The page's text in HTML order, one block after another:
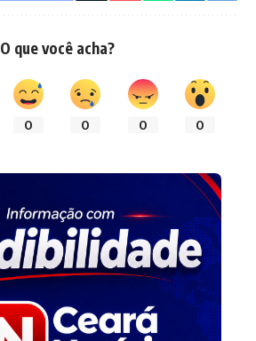
O que você acha?
0 0 0 0